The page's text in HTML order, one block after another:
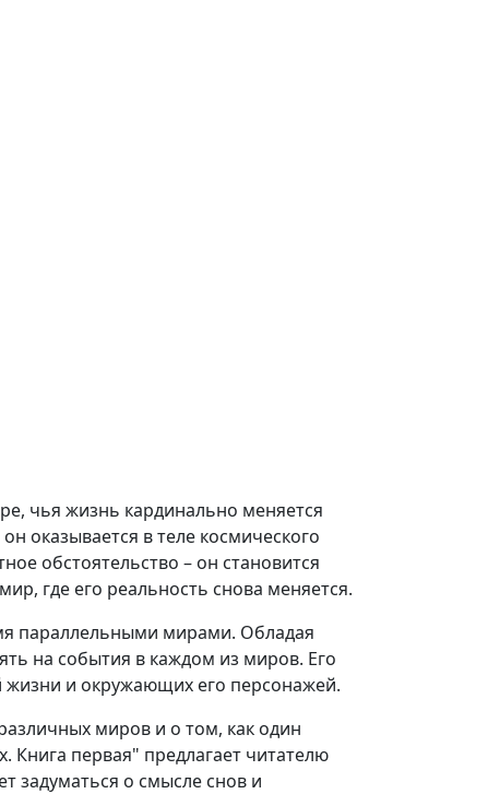
чья жизнь кардинально меняется
оказывается в теле космического
обстоятельство – он становится
где его реальность снова меняется.
параллельными мирами. Обладая
на события в каждом из миров. Его
жизни и окружающих его персонажей.
миров и о том, как один
Книга первая" предлагает читателю
задуматься о смысле снов и